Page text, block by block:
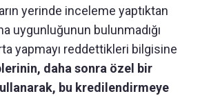
yerinde inceleme yaptıktan
uygunluğunun bulunmadığı
yapmayı reddettikleri bilgisine
daha sonra özel bir
bu kredilendirmeye